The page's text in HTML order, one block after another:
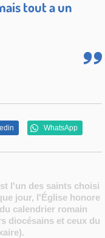
tout a un
WhatsApp
l'un des saints choisi
jour, l'Église honore
calendrier romain
diocésains et ceux du